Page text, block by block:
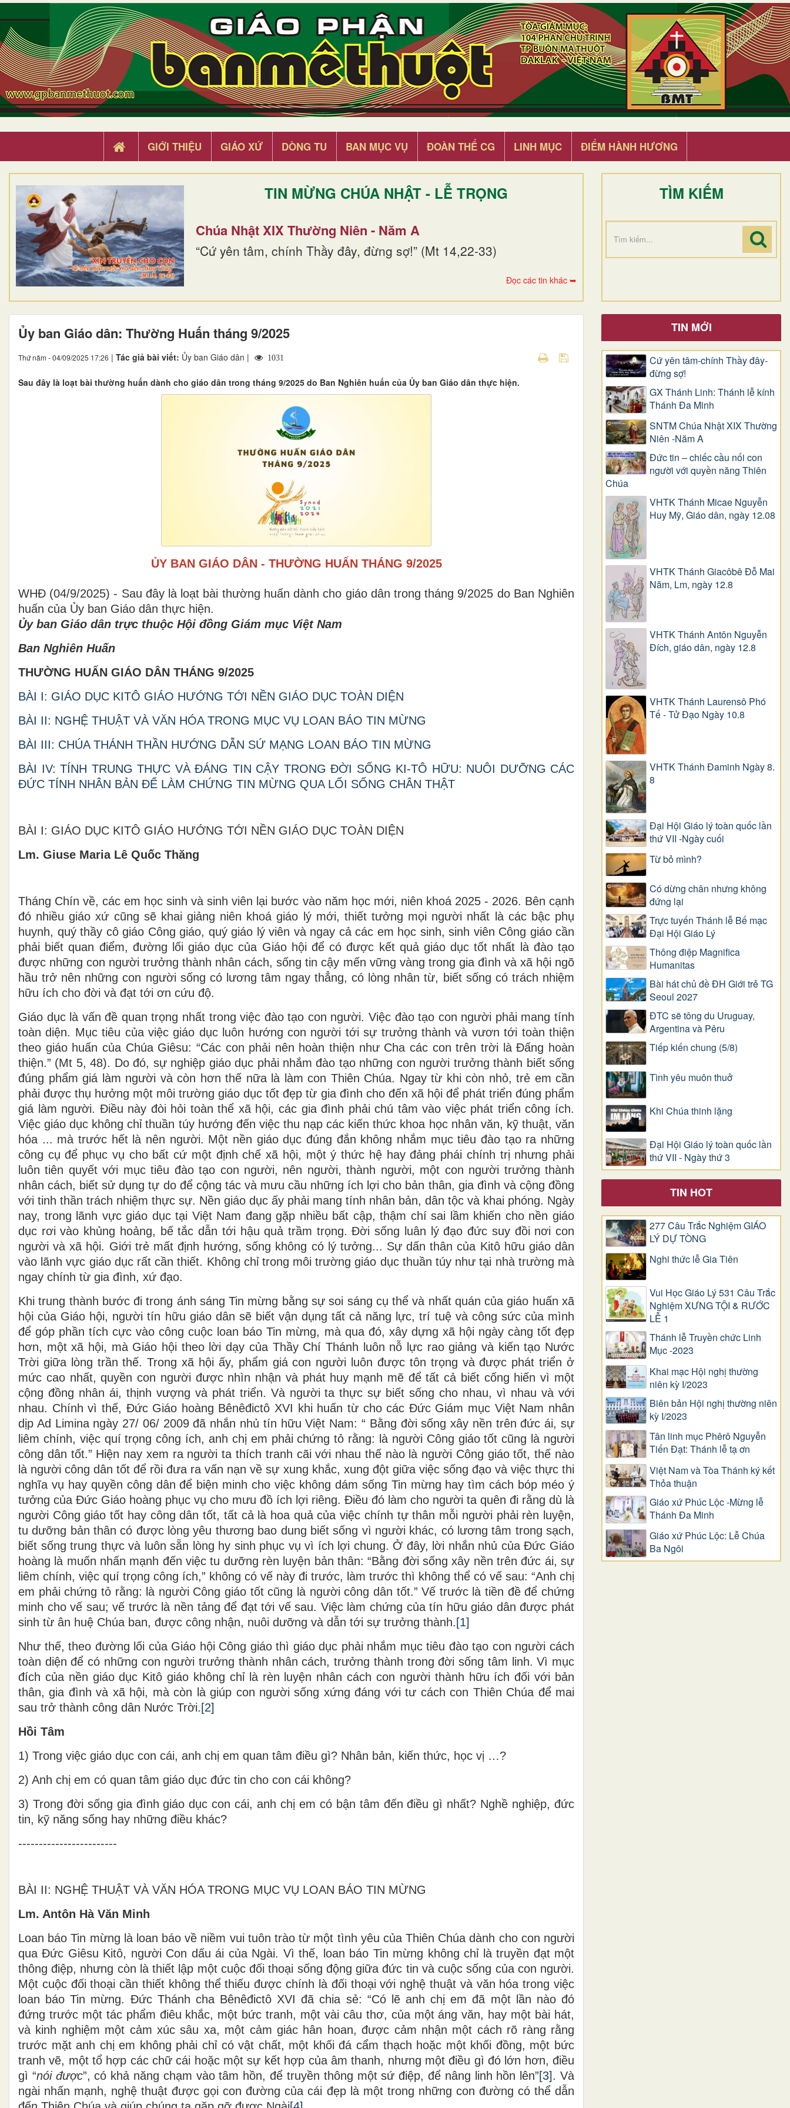
GIỚI THIỆU GIÁO XỨ DÒNG TU BAN MỤC VỤ ĐOÀN THỂ CG LINH MỤC ĐIỂM HÀNH HƯƠNG
TIN MỪNG CHÚA NHẬT - LỄ TRỌNG
Chúa Nhật XIX Thường Niên - Năm A
“Cứ yên tâm, chính Thầy đây, đừng sợ!” (Mt 14,22-33)
Đọc các tin khác ➥
TÌM KIẾM
Ủy ban Giáo dân: Thường Huấn tháng 9/2025
Thứ năm - 04/09/2025 17:26 | Tác giả bài viết: Ủy ban Giáo dân | 1031
Sau đây là loạt bài thường huấn dành cho giáo dân trong tháng 9/2025 do Ban Nghiên huấn của Ủy ban Giáo dân thực hiện.
ỦY BAN GIÁO DÂN - THƯỜNG HUẤN THÁNG 9/2025
WHĐ (04/9/2025) - Sau đây là loạt bài thường huấn dành cho giáo dân trong tháng 9/2025 do Ban Nghiên
huấn của Ủy ban Giáo dân thực hiện.
Ủy ban Giáo dân trực thuộc Hội đồng Giám mục Việt Nam
Ban Nghiên Huấn
THƯỜNG HUẤN GIÁO DÂN THÁNG 9/2025
BÀI I: GIÁO DỤC KITÔ GIÁO HƯỚNG TỚI NỀN GIÁO DỤC TOÀN DIỆN
BÀI II: NGHỆ THUẬT VÀ VĂN HÓA TRONG MỤC VỤ LOAN BÁO TIN MỪNG
BÀI III: CHÚA THÁNH THẦN HƯỚNG DẪN SỨ MẠNG LOAN BÁO TIN MỪNG
BÀI IV: TÍNH TRUNG THỰC VÀ ĐÁNG TIN CẬY TRONG ĐỜI SỐNG KI-TÔ HỮU: NUÔI DƯỠNG CÁC
ĐỨC TÍNH NHÂN BẢN ĐỂ LÀM CHỨNG TIN MỪNG QUA LỐI SỐNG CHÂN THẬT
BÀI I: GIÁO DỤC KITÔ GIÁO HƯỚNG TỚI NỀN GIÁO DỤC TOÀN DIỆN
Lm. Giuse Maria Lê Quốc Thăng
Tháng Chín về, các em học sinh và sinh viên lại bước vào năm học mới, niên khoá 2025 - 2026. Bên cạnh
đó nhiều giáo xứ cũng sẽ khai giảng niên khoá giáo lý mới, thiết tưởng mọi người nhất là các bậc phụ
huynh, quý thầy cô giáo Công giáo, quý giáo lý viên và ngay cả các em học sinh, sinh viên Công giáo cần
phải biết quan điểm, đường lối giáo dục của Giáo hội để có được kết quả giáo dục tốt nhất là đào tạo
được những con người trưởng thành nhân cách, sống tin cậy mến vững vàng trong gia đình và xã hội ngõ
hầu trở nên những con người sống có lương tâm ngay thẳng, có lòng nhân từ, biết sống có trách nhiệm
hữu ích cho đời và đạt tới ơn cứu độ.
Giáo dục là vấn đề quan trọng nhất trong việc đào tạo con người. Việc đào tạo con người phải mang tính
toàn diện. Mục tiêu của việc giáo dục luôn hướng con người tới sự trưởng thành và vươn tới toàn thiện
theo giáo huấn của Chúa Giêsu: “Các con phải nên hoàn thiện như Cha các con trên trời là Đấng hoàn
thiện.” (Mt 5, 48). Do đó, sự nghiệp giáo dục phải nhắm đào tạo những con người trưởng thành biết sống
đúng phẩm giá làm người và còn hơn thế nữa là làm con Thiên Chúa. Ngay từ khi còn nhỏ, trẻ em cần
phải được thụ hưởng một môi trường giáo dục tốt đẹp từ gia đình cho đến xã hội để phát triển đúng phẩm
giá làm người. Điều này đòi hỏi toàn thể xã hội, các gia đình phải chú tâm vào việc phát triển công ích.
Việc giáo dục không chỉ thuần túy hướng đến việc thu nạp các kiến thức khoa học nhân văn, kỹ thuật, văn
hóa ... mà trước hết là nên người. Một nền giáo dục đúng đắn không nhắm mục tiêu đào tạo ra những
công cụ để phục vụ cho bất cứ một định chế xã hội, một ý thức hệ hay đảng phái chính trị nhưng phải
luôn tiên quyết với mục tiêu đào tạo con người, nên người, thành người, một con người trưởng thành
nhân cách, biết sử dụng tự do để cộng tác và mưu cầu những ích lợi cho bản thân, gia đình và cộng đồng
với tinh thần trách nhiệm thực sự. Nền giáo dục ấy phải mang tính nhân bản, dân tộc và khai phóng. Ngày
nay, trong lãnh vực giáo dục tại Việt Nam đang gặp nhiều bất cập, thậm chí sai lầm khiến cho nền giáo
dục rơi vào khủng hoảng, bế tắc dẫn tới hậu quả trầm trọng. Đời sống luân lý đạo đức suy đồi nơi con
người và xã hội. Giới trẻ mất định hướng, sống không có lý tưởng... Sự dấn thân của Kitô hữu giáo dân
vào lãnh vực giáo dục rất cần thiết. Không chỉ trong môi trường giáo dục thuần túy như tại nhà trường mà
ngay chính từ gia đình, xứ đạo.
Khi trung thành bước đi trong ánh sáng Tin mừng bằng sự soi sáng cụ thể và nhất quán của giáo huấn xã
hội của Giáo hội, người tín hữu giáo dân sẽ biết vận dụng tất cả năng lực, trí tuệ và công sức của mình
để góp phần tích cực vào công cuộc loan báo Tin mừng, mà qua đó, xây dựng xã hội ngày càng tốt đẹp
hơn, một xã hội, mà Giáo hội theo lời dạy của Thầy Chí Thánh luôn nỗ lực rao giảng và kiến tạo Nước
Trời giữa lòng trần thế. Trong xã hội ấy, phẩm giá con người luôn được tôn trọng và được phát triển ở
mức cao nhất, quyền con người được nhìn nhận và phát huy mạnh mẽ để tất cả biết cống hiến vì một
cộng đồng nhân ái, thịnh vượng và phát triển. Và người ta thực sự biết sống cho nhau, vì nhau và với
nhau. Chính vì thế, Đức Giáo hoàng Bênêđictô XVI khi huấn từ cho các Đức Giám mục Việt Nam nhân
dịp Ad Limina ngày 27/ 06/ 2009 đã nhắn nhủ tín hữu Việt Nam: “ Bằng đời sống xây nền trên đức ái, sự
liêm chính, việc quí trọng công ích, anh chị em phải chứng tỏ rằng: là người Công giáo tốt cũng là người
công dân tốt.” Hiện nay xem ra người ta thích tranh cãi với nhau thế nào là người Công giáo tốt, thế nào
là người công dân tốt để rồi đưa ra vấn nạn về sự xung khắc, xung đột giữa việc sống đạo và việc thực thi
nghĩa vụ hay quyền công dân để biện minh cho việc không dám sống Tin mừng hay tìm cách bóp méo ý
tưởng của Đức Giáo hoàng phục vụ cho mưu đồ ích lợi riêng. Điều đó làm cho người ta quên đi rằng dù là
người Công giáo tốt hay công dân tốt, tất cả là hoa quả của việc chính tự thân mỗi người phải rèn luyện,
tu dưỡng bản thân có được lòng yêu thương bao dung biết sống vì người khác, có lương tâm trong sạch,
biết sống trung thực và luôn sẵn lòng hy sinh phục vụ vì ích lợi chung. Ở đây, lời nhắn nhủ của Đức Giáo
hoàng là muốn nhấn mạnh đến việc tu dưỡng rèn luyện bản thân: “Bằng đời sống xây nền trên đức ái, sự
liêm chính, việc quí trọng công ích,” không có vế này đi trước, làm trước thì không thể có vế sau: “Anh chị
em phải chứng tỏ rằng: là người Công giáo tốt cũng là người công dân tốt.” Vế trước là tiền đề để chứng
minh cho vế sau; vế trước là nền tảng để đạt tới vế sau. Việc làm chứng của tín hữu giáo dân được phát
sinh từ ân huệ Chúa ban, được công nhận, nuôi dưỡng và dẫn tới sự trưởng thành. [1]
Như thế, theo đường lối của Giáo hội Công giáo thì giáo dục phải nhắm mục tiêu đào tạo con người cách
toàn diện để có những con người trưởng thành nhân cách, trưởng thành trong đời sống tâm linh. Vì mục
đích của nền giáo dục Kitô giáo không chỉ là rèn luyện nhân cách con người thành hữu ích đối với bản
thân, gia đình và xã hội, mà còn là giúp con người sống xứng đáng với tư cách con Thiên Chúa để mai
sau trở thành công dân Nước Trời. [2]
Hồi Tâm
1) Trong việc giáo dục con cái, anh chị em quan tâm điều gì? Nhân bản, kiến thức, học vị …?
2) Anh chị em có quan tâm giáo dục đức tin cho con cái không?
3) Trong đời sống gia đình giáo dục con cái, anh chị em có bận tâm đến điều gì nhất? Nghề nghiệp, đức
tin, kỹ năng sống hay những điều khác?
------------------------
BÀI II: NGHỆ THUẬT VÀ VĂN HÓA TRONG MỤC VỤ LOAN BÁO TIN MỪNG
Lm. Antôn Hà Văn Minh
Loan báo Tin mừng là loan báo về niềm vui tuôn trào từ một tình yêu của Thiên Chúa dành cho con người
qua Đức Giêsu Kitô, người Con dấu ái của Ngài. Vì thế, loan báo Tin mừng không chỉ là truyền đạt một
thông điệp, nhưng còn là thiết lập một cuộc đối thoại sống động giữa đức tin và cuộc sống của con người.
Một cuộc đối thoại cần thiết không thể thiếu được chính là đối thoại với nghệ thuật và văn hóa trong việc
loan báo Tin mừng. Đức Thánh cha Bênêđictô XVI đã chia sẻ: “Có lẽ anh chị em đã một lần nào đó
đứng trước một tác phẩm điêu khắc, một bức tranh, một vài câu thơ, của một áng văn, hay một bài hát,
và kinh nghiệm một cảm xúc sâu xa, một cảm giác hân hoan, được cảm nhận một cách rõ ràng rằng
trước mặt anh chị em không phải chỉ có vật chất, một khối đá cẩm thạch hoặc một khối đồng, một bức
tranh vẽ, một tổ hợp các chữ cái hoặc một sự kết hợp của âm thanh, nhưng một điều gì đó lớn hơn, điều
gì “nói được”, có khả năng chạm vào tâm hồn, để truyền thông một sứ điệp, để nâng linh hồn lên”[3]. Và
ngài nhấn mạnh, nghệ thuật được gọi con đường của cái đẹp là một trong những con đường có thể dẫn
TIN MỚI
Cứ yên tâm-chính Thầy đây-
đừng sợ!
GX Thánh Linh: Thánh lễ kính
Thánh Đa Minh
SNTM Chúa Nhật XIX Thường
Niên -Năm A
Đức tin – chiếc cầu nối con
người với quyền năng Thiên
Chúa
VHTK Thánh Micae Nguyễn
Huy Mỹ, Giáo dân, ngày 12.08
VHTK Thánh Giacôbê Ðỗ Mai
Năm, Lm, ngày 12.8
VHTK Thánh Antôn Nguyễn
Ðích, giáo dân, ngày 12.8
VHTK Thánh Laurensô Phó
Tế - Tử Đạo Ngày 10.8
VHTK Thánh Đaminh Ngày 8.
8
Đại Hội Giáo lý toàn quốc lần
thứ VII -Ngày cuối
Từ bỏ mình?
Có dừng chân nhưng không
đứng lại
Trực tuyến Thánh lễ Bế mạc
Đại Hội Giáo Lý
Thông điệp Magnifica
Humanitas
Bài hát chủ đề ĐH Giới trẻ TG
Seoul 2027
ĐTC sẽ tông du Uruguay,
Argentina và Pêru
Tiếp kiến chung (5/8)
Tình yêu muôn thuở
Khi Chúa thinh lặng
Đại Hội Giáo lý toàn quốc lần
thứ VII - Ngày thứ 3
TIN HOT
277 Câu Trắc Nghiệm GIÁO
LÝ DỰ TÒNG
Nghi thức lễ Gia Tiên
Vui Học Giáo Lý 531 Câu Trắc
Nghiệm XƯNG TỘI & RƯỚC
LỄ 1
Thánh lễ Truyền chức Linh
Mục -2023
Khai mạc Hội nghị thường
niên kỳ I/2023
Biên bản Hội nghị thường niên
kỳ I/2023
Tân linh mục Phêrô Nguyễn
Tiến Đạt: Thánh lễ tạ ơn
Việt Nam và Tòa Thánh ký kết
Thỏa thuận
Giáo xứ Phúc Lộc -Mừng lễ
Thánh Đa Minh
Giáo xứ Phúc Lộc: Lễ Chúa
Ba Ngôi